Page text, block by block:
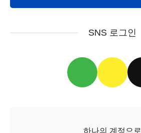
SNS 로그인
하나의 계정으로